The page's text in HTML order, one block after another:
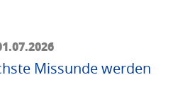
Missunde werden